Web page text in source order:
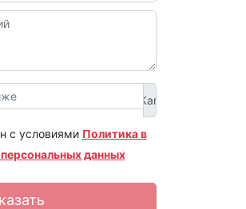
с условиями Политика в
данных